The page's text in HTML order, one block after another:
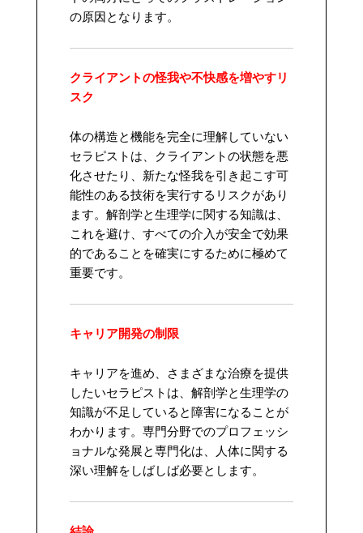
の原因となります。
クライアントの怪我や不快感を増やすリ
スク
体の構造と機能を完全に理解していない
セラピストは、クライアントの状態を悪
化させたり、新たな怪我を引き起こす可
能性のある技術を実行するリスクがあり
ます。解剖学と生理学に関する知識は、
これを避け、すべての介入が安全で効果
的であることを確実にするために極めて
重要です。
キャリア開発の制限
キャリアを進め、さまざまな治療を提供
したいセラピストは、解剖学と生理学の
知識が不足していると障害になることが
わかります。専門分野でのプロフェッシ
ョナルな発展と専門化は、人体に関する
深い理解をしばしば必要とします。